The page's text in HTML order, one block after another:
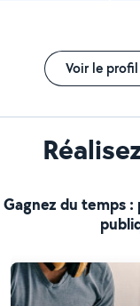
Voir le profil
Gagnez du temps